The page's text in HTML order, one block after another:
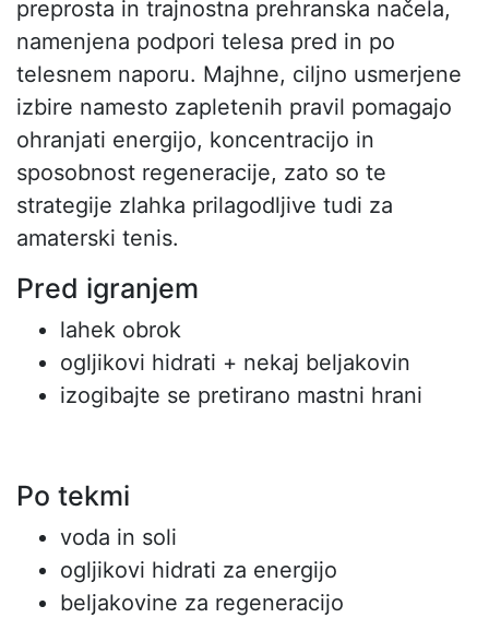
preprosta in trajnostna prehranska načela,
namenjena podpori telesa pred in po
telesnem naporu. Majhne, ciljno usmerjene
izbire namesto zapletenih pravil pomagajo
ohranjati energijo, koncentracijo in
sposobnost regeneracije, zato so te
strategije zlahka prilagodljive tudi za
amaterski tenis.
Pred igranjem
lahek obrok
ogljikovi hidrati + nekaj beljakovin
izogibajte se pretirano mastni hrani
Po tekmi
voda in soli
ogljikovi hidrati za energijo
beljakovine za regeneracijo